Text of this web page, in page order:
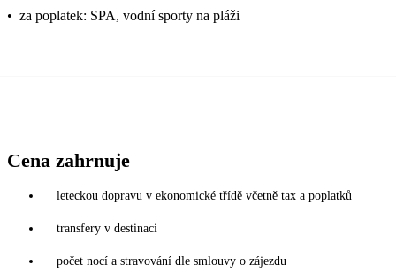
• za poplatek: SPA, vodní sporty na pláži
Cena zahrnuje
leteckou dopravu v ekonomické třídě včetně tax a poplatků
transfery v destinaci
počet nocí a stravování dle smlouvy o zájezdu